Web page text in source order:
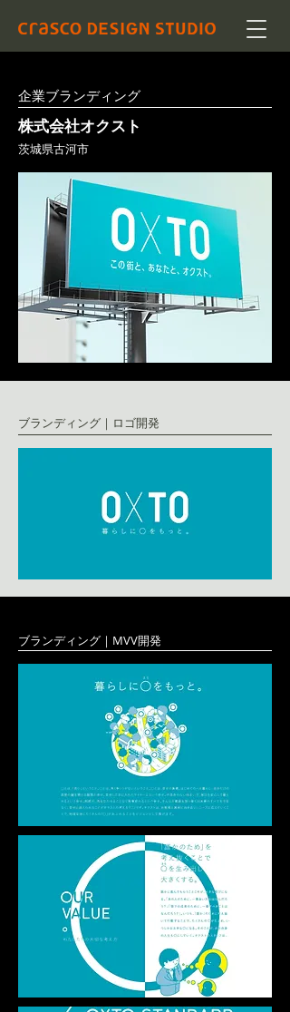
企業ブランディング
株式会社オクスト
茨城県古河市
ブランディング｜ロゴ開発
ブランディング｜MVV開発